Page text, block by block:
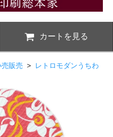
カートを見る
販売 > レトロモダンうちわ